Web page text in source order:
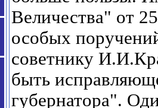
Величества" от
особых
советнику
быть
губернатора".